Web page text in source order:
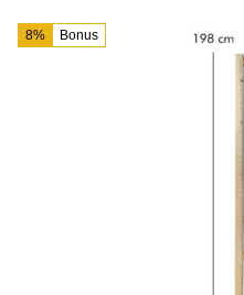
8% Bonus